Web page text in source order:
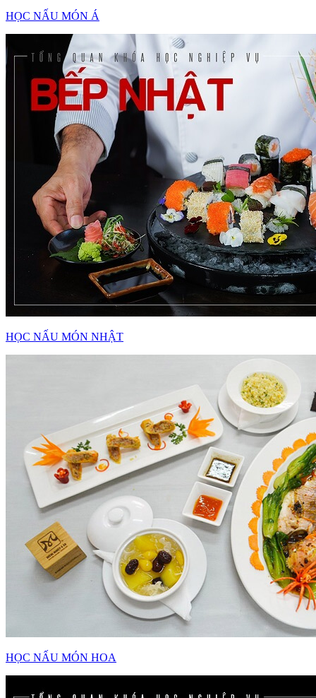
HỌC NẤU MÓN Á
HỌC NẤU MÓN NHẬT
HỌC NẤU MÓN HOA